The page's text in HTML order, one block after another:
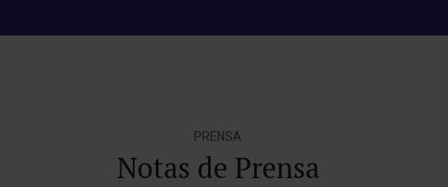
PRENSA
Notas de Prensa